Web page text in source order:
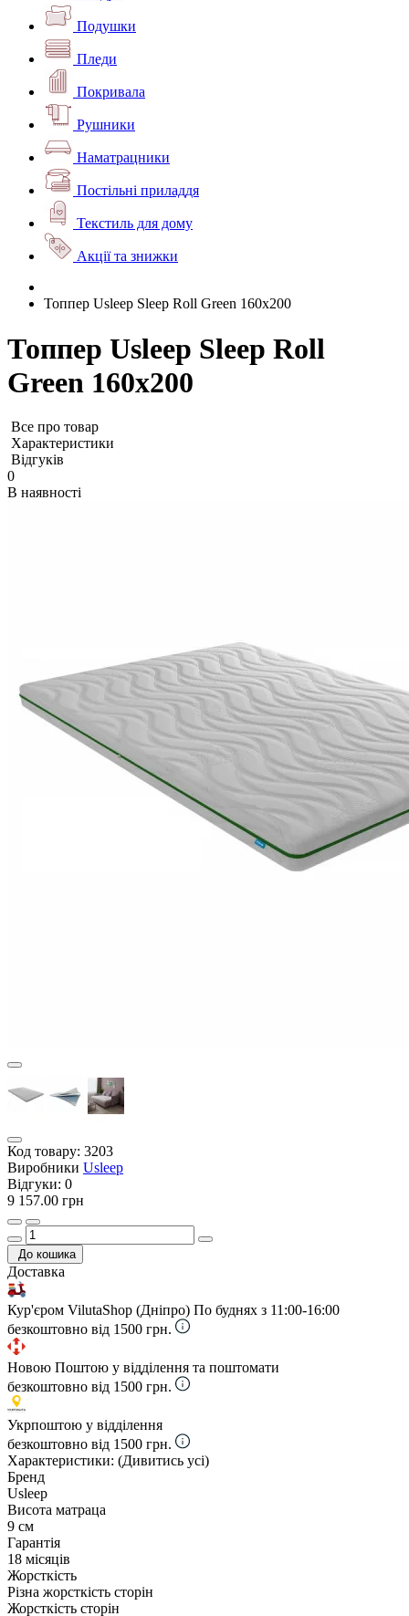
Подушки
Пледи
Покривала
Рушники
Наматрацники
Постільні приладдя
Текстиль для дому
Акції та знижки
Топпер Usleep Sleep Roll Green 160х200
Топпер Usleep Sleep Roll
Green 160х200
Все про товар
Характеристики
Відгуків
0
В наявності
Код товару: 3203
Виробники Usleep
Відгуки: 0
9 157.00 грн
До кошика
Доставка
Кур'єром VilutaShop (Дніпро) По буднях з 11:00-16:00
безкоштовно від 1500 грн.
Новою Поштою у відділення та поштомати
безкоштовно від 1500 грн.
Укрпоштою у відділення
безкоштовно від 1500 грн.
Характеристики: (Дивитись усі)
Бренд
Usleep
Висота матраца
9 см
Гарантія
18 місяців
Жорсткість
Різна жорсткість сторін
Жорсткість сторін